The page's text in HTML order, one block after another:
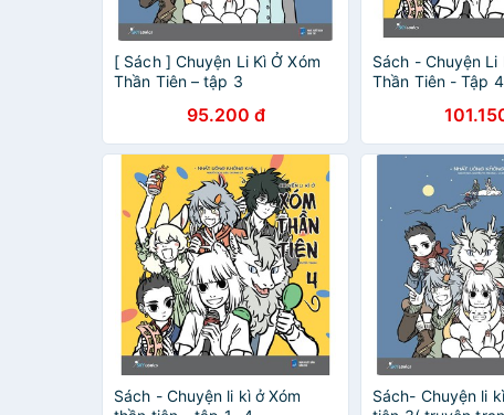
[ Sách ] Chuyện Li Kì Ở Xóm
Thần Tiên – tập 3
95.200 đ
Sách - Chuyện Li
Thần Tiên - Tập
Poster +
Sách - Chuyện li kì ở Xóm
Sách- Chuyện li